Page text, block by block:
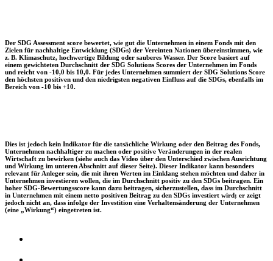
Der SDG Assessment score bewertet, wie gut die Unternehmen in einem Fonds mit den
Zielen für nachhaltige Entwicklung (SDGs) der Vereinten Nationen übereinstimmen, wie
z. B. Klimaschutz, hochwertige Bildung oder sauberes Wasser. Der Score basiert auf
einem gewichteten Durchschnitt der SDG Solutions Scores der Unternehmen im Fonds
und reicht von -10,0 bis 10,0. Für jedes Unternehmen summiert der SDG Solutions Score
den höchsten positiven und den niedrigsten negativen Einfluss auf die SDGs, ebenfalls im
Bereich von -10 bis +10.
Dies ist jedoch kein Indikator für die tatsächliche Wirkung oder den Beitrag des Fonds,
Unternehmen nachhaltiger zu machen oder positive Veränderungen in der realen
Wirtschaft zu bewirken (siehe auch das Video über den Unterschied zwischen Ausrichtung
und Wirkung im unteren Abschnitt auf dieser Seite). Dieser Indikator kann besonders
relevant für Anleger sein, die mit ihren Werten im Einklang stehen möchten und daher in
Unternehmen investieren wollen, die im Durchschnitt positiv zu den SDGs beitragen. Ein
hoher SDG-Bewertungsscore kann dazu beitragen, sicherzustellen, dass im Durchschnitt
in Unternehmen mit einem netto positiven Beitrag zu den SDGs investiert wird; er zeigt
jedoch nicht an, dass infolge der Investition eine Verhaltensänderung der Unternehmen
(eine „Wirkung“) eingetreten ist.